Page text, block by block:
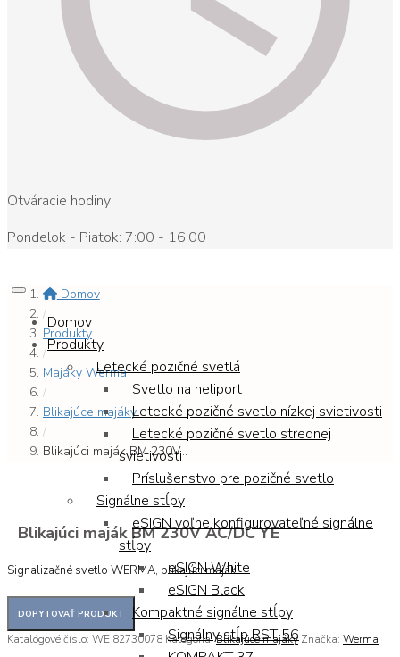
Otváracie hodiny
Pondelok - Piatok: 7:00 - 16:00
Domov
Produkty
Letecké pozičné svetlá
Svetlo na heliport
Letecké pozičné svetlo nízkej svietivosti
Letecké pozičné svetlo strednej
svietivosti
Príslušenstvo pre pozičné svetlo
Signálne stĺpy
eSIGN voľne konfigurovateľné signálne
stĺpy
eSIGN White
eSIGN Black
Kompaktné signálne stĺpy
Signálny stĺp RST 56
Domov
/
Produkty
/
Majáky Werma
/
Blikajúce majáky
/
Blikajúci maják BM 230V...
Blikajúci maják BM 230V AC/DC YE
Signalizačné svetlo WERMA, blikajúci maják
Katalógové číslo: WE 82730078 Kategória:Blikajúce majáky Značka: Werma